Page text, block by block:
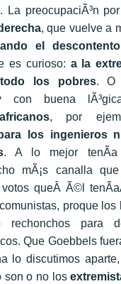
La preocupaciÃ³n
, que vuelve a
el
es curioso: a la
los pobres. O
y con buena
, por
los ingenieros
. A lo mejor tenÃ­a
mÃ¡s canalla
queÂ Ã©l
proque
rechonchos para
Que Goebbels
lo discutimos
son o no los